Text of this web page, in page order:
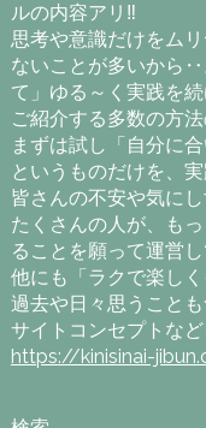
ルの内容アリ‼
思考や意識だけをム
ないことが多いから
て」ゆる～く実践を続
ご紹介する多数の方
まずは試し「自分に
というものだけを、
皆さんの不安や気に
たくさんの人が、も
ることを願って運営
他にも「ラクで楽し
過去や日々思うこと
サイトコンセプトな
https://kinisinai-